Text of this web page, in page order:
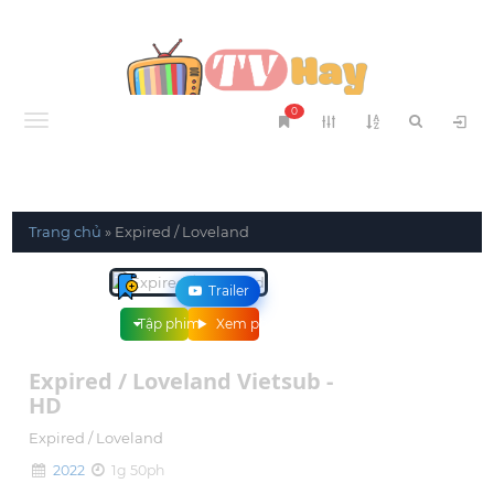
Menu
0
Trang chủ » Expired / Loveland
Trailer
Xem phim
Tập phim
Expired / Loveland Vietsub -
HD
Expired / Loveland
2022
1g 50ph